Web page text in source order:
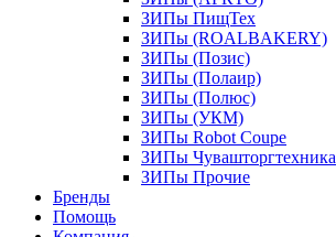
ЗИПы ПищТех
ЗИПы (ROALBAKERY)
ЗИПы (Позис)
ЗИПы (Полаир)
ЗИПы (Полюс)
ЗИПы (УКМ)
ЗИПы Robot Coupe
ЗИПы Чувашторгтехника
ЗИПы Прочие
Бренды
Помощь